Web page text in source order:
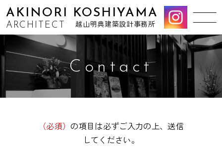
AKINORI KOSHIYAMA
ARCHITECT 越山明典建築設計事務所
Contact
（必須） の項目は必ずご入力の上、送信
してください。